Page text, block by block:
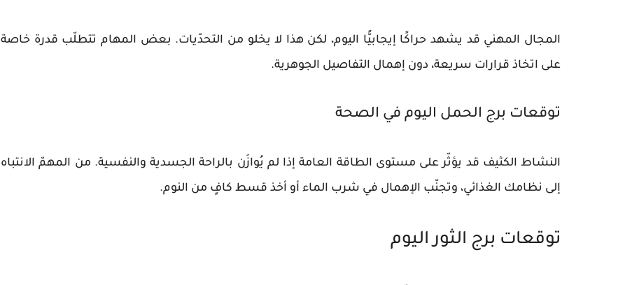
المجال المهني قد يشهد حراكًا إيجابيًّا اليوم، لكن هذا لا يخلو من التحدّيات. بعض المهام تتطلّب قدرة خاصة
على اتخاذ قرارات سريعة، دون إهمال التفاصيل الجوهرية.
توقعات برج الحمل اليوم في الصحة
النشاط الكثيف قد يؤثّر على مستوى الطاقة العامة إذا لم يُوازَن بالراحة الجسدية والنفسية. من المهمّ الانتباه
إلى نظامك الغذائي، وتجنّب الإهمال في شرب الماء أو أخذ قسط كافٍ من النوم.
توقعات برج الثور اليوم